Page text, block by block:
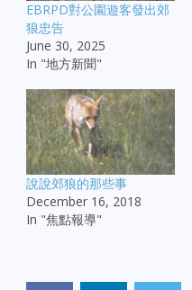
EBRPD對公園遊客發出郊
狼忠告
June 30, 2025
In "地方新聞"
說說郊狼的那些事
December 16, 2018
In "焦點報導"